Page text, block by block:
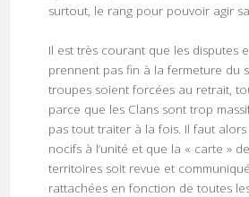
surtout, le rang pour pouvoir agir
Il est très courant que les disputes
prennent pas fin à la fermeture du
troupes soient forcées au retrait,
parce que les Clans sont trop
pas tout traiter à la fois. Il faut
nocifs à l’unité et que la « carte »
territoires soit revue et
rattachées en fonction de toutes